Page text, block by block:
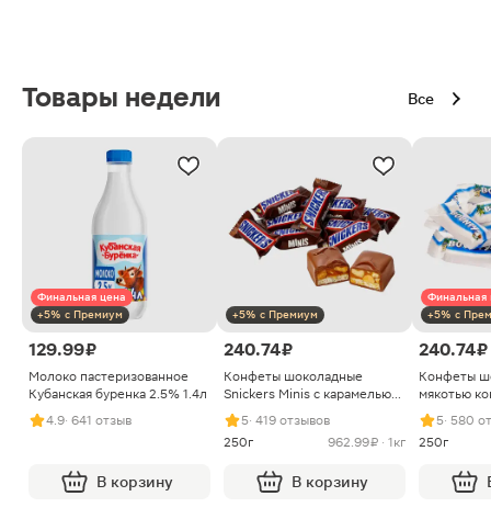
Товары недели Все
Финальная цена
+5% с Премиум
129.99 ₽
Молоко пастеризованное
Кубанская буренка 2.5% 1.4л
4.9· 641 отзыв
В корзину
+5% с Премиум
240.74 ₽
Конфеты шоколадные
Snickers Minis с карамелью
арахисом и нугой
5· 419 отзывов
250г
962.99 ₽ · 1кг
В корзину
Финальная
+5% с
240.74 ₽
Конфеты
мякотью
5· 580
250г